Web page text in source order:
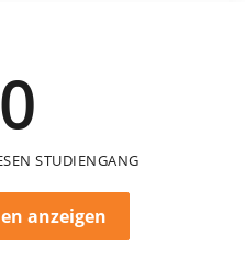
STUDIENGANG
anzeigen